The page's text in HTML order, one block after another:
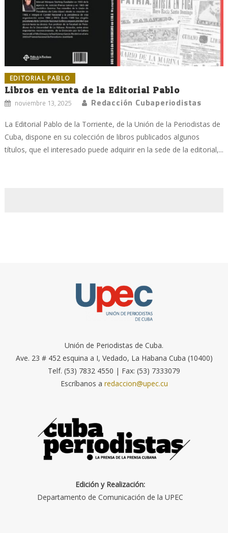
EDITORIAL PABLO
Libros en venta de la Editorial Pablo
noviembre 13, 2025 Redacción Cubaperiodistas
La Editorial Pablo de la Torriente, de la Unión de la Periodistas de
Cuba, dispone en su colección de libros publicados algunos
títulos, que el interesado puede adquirir en la sede de la editorial,...
Unión de Periodistas de Cuba.
Ave. 23 # 452 esquina a I, Vedado, La Habana Cuba (10400)
Telf. (53) 7832 4550 | Fax: (53) 7333079
Escríbanos a redaccion@upec.cu
Edición y Realización:
Departamento de Comunicación de la UPEC